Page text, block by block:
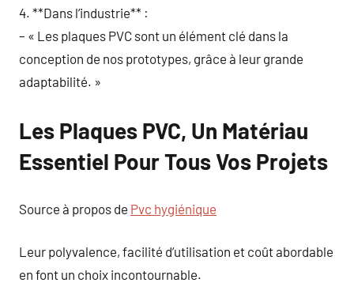
4. **Dans l’industrie** :
– « Les plaques PVC sont un élément clé dans la
conception de nos prototypes, grâce à leur grande
adaptabilité. »
Les Plaques PVC, Un Matériau
Essentiel Pour Tous Vos Projets
Source à propos de Pvc hygiénique
Leur polyvalence, facilité d’utilisation et coût abordable
en font un choix incontournable.